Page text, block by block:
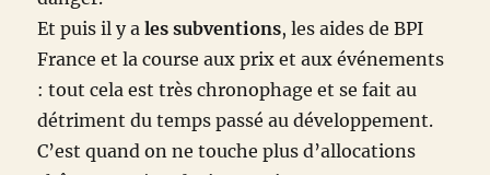
Et puis il y ales subventions, les aides de BPI
France et la course aux prix et aux événements
: tout cela est très chronophage et se fait au
détriment du temps passé au développement.
C’est quand on ne touche plus d’allocations